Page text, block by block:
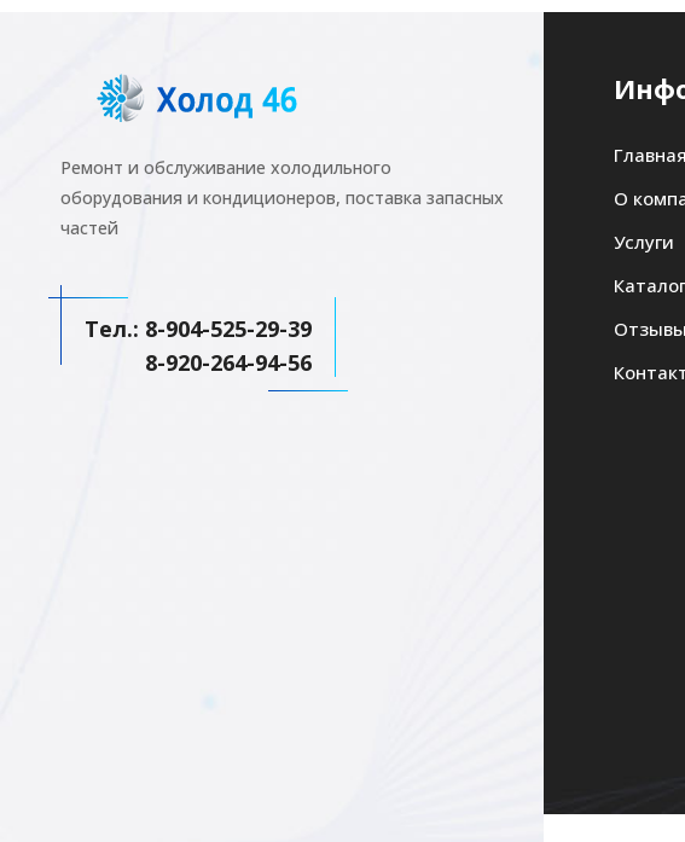
Ремонт и обслуживание холодильного
оборудования и кондиционеров, поставка запасных
частей
Тел.: 8-904-525-29-39
8-920-264-94-56
Главная
О
Услуги
Каталог
Отзывы